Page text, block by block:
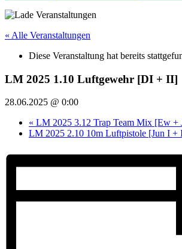
« Alle Veranstaltungen
Diese Veranstaltung hat bereits
LM 2025 1.10 Luftgewehr [DI + II]
28.06.2025 @ 0:00
« LM 2025 3.12 Trap Team Mix [Ew +
LM 2025 2.10 10m Luftpistole [Jun I +